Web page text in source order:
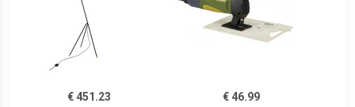
€ 451.23
€ 46.99